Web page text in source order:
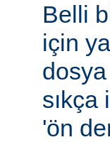
Belli
için
'ön